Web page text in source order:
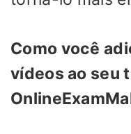
Como você
vídeos ao seu